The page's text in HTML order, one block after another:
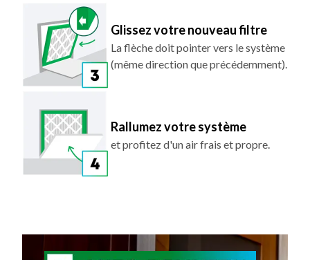
Glissez votre nouveau filtre
La flèche doit pointer vers le système
(même direction que précédemment).
Rallumez votre système
et profitez d'un air frais et propre.